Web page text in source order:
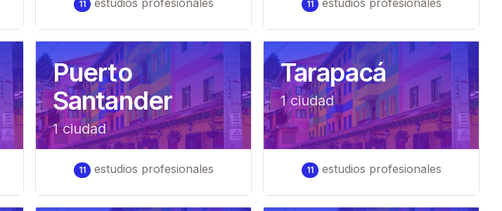
11 estudios profesionales 11 estudios profesionales
Puerto
Santander
1ciudad
11 estudios profesionales
Tarapacá
1ciudad
11 estudios profesionales